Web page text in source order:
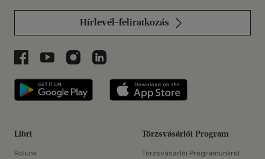
Hírlevél-feliratkozás
Libri a Facebookon
Libri a Youtube-on
Libri az Instagramon
Libri a LinkedInen
Libri applikáció Szerezd meg: Google
Libri
Rólunk
Törzsvásárlói Program
Törzsvásárlói Programunkról